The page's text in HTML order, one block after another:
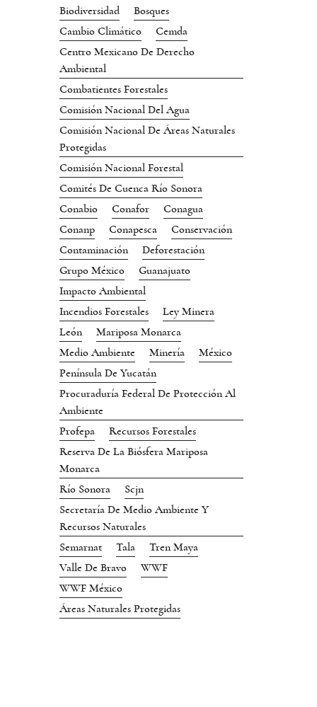
Biodiversidad
Bosques
Cambio Climático
Cemda
Centro Mexicano De Derecho
Ambiental
Combatientes Forestales
Comisión Nacional Del Agua
Comisión Nacional De Áreas Naturales
Protegidas
Comisión Nacional Forestal
Comités De Cuenca Río Sonora
Conabio
Conafor
Conagua
Conanp
Conapesca
Conservación
Contaminación
Deforestación
Grupo México
Guanajuato
Impacto Ambiental
Incendios Forestales
Ley Minera
León
Mariposa Monarca
Medio Ambiente
Minería
México
Península De Yucatán
Procuraduría Federal De Protección Al
Ambiente
Profepa
Recursos Forestales
Reserva De La Biósfera Mariposa
Monarca
Río Sonora
Scjn
Secretaría De Medio Ambiente Y
Recursos Naturales
Semarnat
Tala
Tren Maya
Valle De Bravo
WWF
WWF México
Áreas Naturales Protegidas